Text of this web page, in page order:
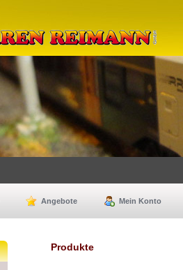
Angebote Mein Konto
Produkte